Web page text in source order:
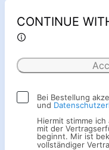
CONTINUE
Bei Bestellung
und
Hiermit stimme
mit der
beginnt. Mir ist
vollständiger